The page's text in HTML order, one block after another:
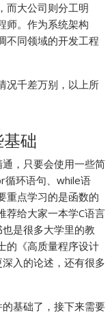
而大公司则分工明
师。作为系统架构
不同领域的开发工程
况千差万别，以上所
础
，只要会使用一些简
循环语句、while语
重点学习的是函数的
荐给大家一本学C语言
是很多大学里的教
的《高质量程序设计
入的论述，还有很多
基础了，接下来需要